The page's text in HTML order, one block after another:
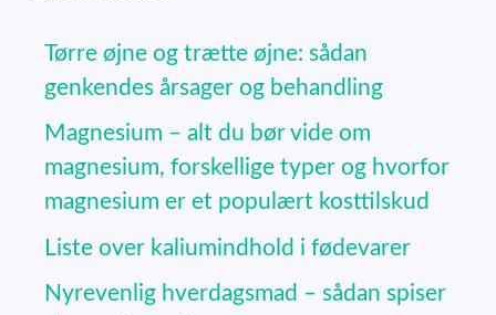
Tørre øjne og trætte øjne: sådan
genkendes årsager og behandling
Magnesium – alt du bør vide om
magnesium, forskellige typer og hvorfor
magnesium er et populært kosttilskud
Liste over kaliumindhold i fødevarer
Nyrevenlig hverdagsmad – sådan spiser